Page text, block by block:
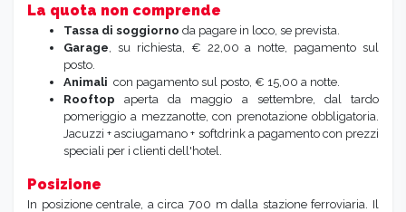
La quota non comprende
Tassa di soggiorno da pagare in loco, se prevista.
Garage , su richiesta, € 22,00 a notte, pagamento sul
posto.
Animali con pagamento sul posto, € 15,00 a notte.
Rooftop aperta da maggio a settembre, dal tardo
pomeriggio a mezzanotte, con prenotazione obbligatoria.
Jacuzzi + asciugamano + softdrink a pagamento con prezzi
speciali per i clienti dell'hotel.
Posizione
In posizione centrale, a circa 700 m dalla stazione ferroviaria. Il